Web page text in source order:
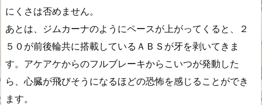
にくさは否めません。
あとは、ジムカーナのようにペースが上がってくると、２
５０が前後輪共に搭載しているＡＢＳが牙を剥いてきま
す。アケアケからのフルブレーキからこいつが発動した
ら、心臓が飛びそうになるほどの恐怖を感じることができ
ます。